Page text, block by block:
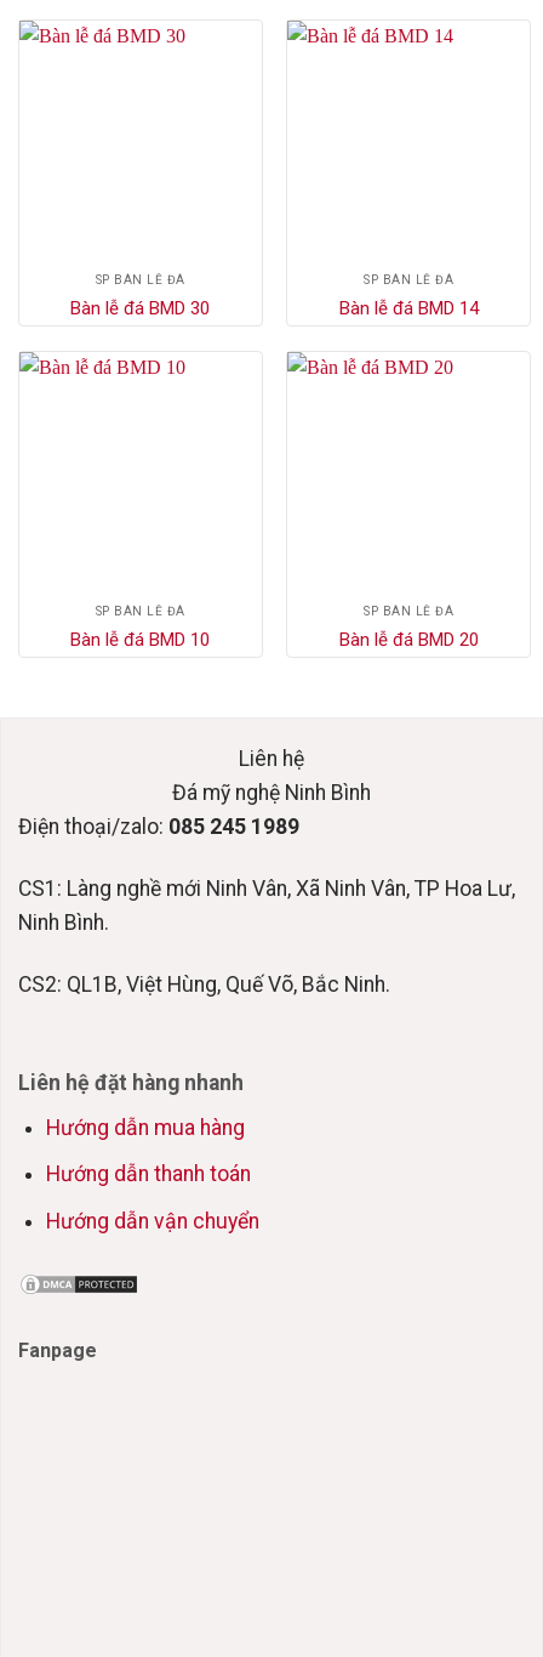
SP BÀN LỄ ĐÁ
Bàn lễ đá BMD 30
SP BÀN LỄ ĐÁ
Bàn lễ đá BMD 14
SP BÀN LỄ ĐÁ
Bàn lễ đá BMD 10
SP BÀN LỄ ĐÁ
Bàn lễ đá BMD 20
Liên hệ
Đá mỹ nghệ Ninh Bình
Điện thoại/zalo: 085 245 1989
CS1: Làng nghề mới Ninh Vân, Xã Ninh Vân, TP Hoa Lư,
Ninh Bình.
CS2: QL1B, Việt Hùng, Quế Võ, Bắc Ninh.
Liên hệ đặt hàng nhanh
Hướng dẫn mua hàng
Hướng dẫn thanh toán
Hướng dẫn vận chuyển
Fanpage